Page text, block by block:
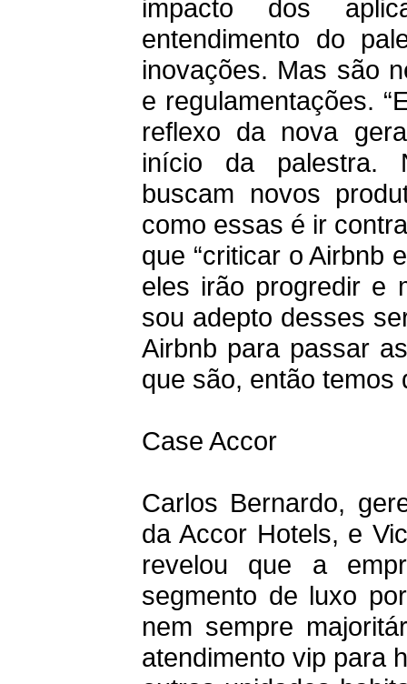
impacto dos
entendimento do
inovações. Mas são
e regulamentações.
reflexo da nova
início da palestra.
buscam novos
como essas é ir
que “criticar o Airbnb
eles irão progredir e
sou adepto desses
Airbnb para passar
que são, então temos
Case Accor
Carlos Bernardo,
da Accor Hotels, e
revelou que a
segmento de luxo
nem sempre
atendimento vip para